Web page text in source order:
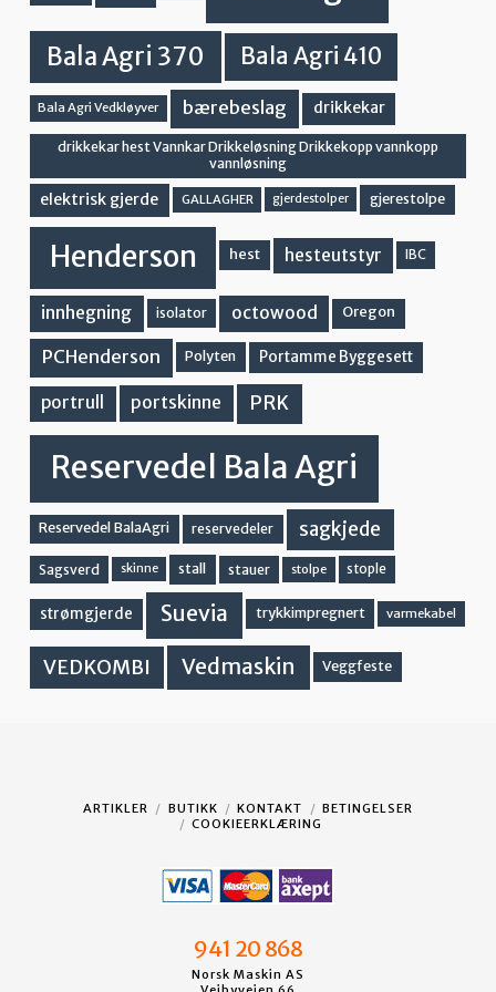
Bala Agri 370 Bala Agri 410
Bala Agri Vedkløyver bærebeslag drikkekar
drikkekar hest Vannkar Drikkeløsning Drikkekopp vannkopp
vannløsning
elektrisk gjerde GALLAGHER gjerdestolper gjerestolpe
Henderson hest hesteutstyr IBC
innhegning isolator octowood Oregon
PCHenderson Polyten Portamme Byggesett
portrull portskinne PRK
Reservedel Bala Agri
Reservedel BalaAgri reservedeler sagkjede
Sagsverd skinne stall stauer stolpe stople
strømgjerde Suevia trykkimpregnert varmekabel
VEDKOMBI Vedmaskin Veggfeste
ARTIKLER BUTIKK KONTAKT
BETINGELSER
COOKIEERKLÆRING
941 20 868
Norsk Maskin AS